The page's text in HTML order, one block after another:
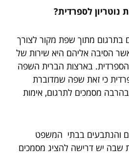
נוטריון לספרדית?
בתרגום מתוך שפת מקור לצורך
הסיבה אליהם היא שירות של
הספרדית. בארצות הברית השפה
כי זאת שפה שמדוברת
מסמכים לתרגום, אימות
והנתבעים בבתי המשפט
שבה יש דרישה להציג מסמכים